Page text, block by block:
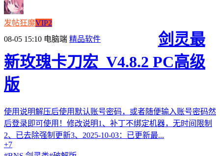
发帖狂魔VIP2
08-05 15:10 电脑端 精品软件
剑灵最
新玫瑰卡刀宏_V4.8.2 PC高级
版
使用说明解压后使用默认账号密码，或者随便输入账号密码然
后登录即可使用！修改说明1、补丁不绑定机器，无时间限制
2、已去除强制更新3、2025-10-03：已更新最...
+7